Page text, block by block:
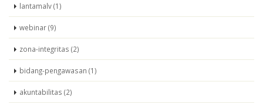
lantamalv (1)
webinar (9)
zona-integritas (2)
bidang-pengawasan (1)
akuntabilitas (2)